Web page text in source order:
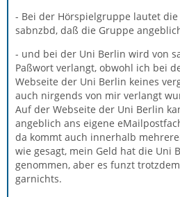
- Bei der Hörspielgruppe lautet
sabnzbd, daß die Gruppe
- und bei der Uni Berlin wird von
Paßwort verlangt, obwohl ich bei
Webseite der Uni Berlin keines
auch nirgends von mir verlangt
Auf der Webseite der Uni Berlin
angeblich ans eigene
da kommt auch innerhalb
wie gesagt, mein Geld hat die Uni
genommen, aber es funzt
garnichts.